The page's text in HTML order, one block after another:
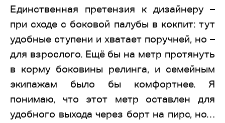
Единственная претензия к дизайнеру –
при сходе с боковой палубы в кокпит: тут
удобные ступени и хватает поручней, но –
для взрослого. Ещё бы на метр протянуть
в корму боковины релинга, и семейным
экипажам было бы комфортнее. Я
понимаю, что этот метр оставлен для
удобного выхода через борт на пирс, но…